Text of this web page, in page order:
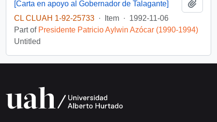
[Carta en apoyo al Gobernador de Talagante]
CL CLUAH 1-92-25733 · Item · 1992-11-06
Part of Presidente Patricio Aylwin Azócar (1990-1994)
Untitled